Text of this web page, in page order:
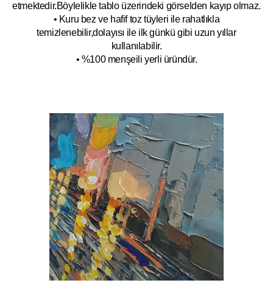
etmektedir.Böylelikle tablo üzerindeki görselden kayıp olmaz.
• Kuru bez ve hafif toz tüyleri ile rahatlıkla
temizlenebilir,dolayısı ile ilkgünkü gibi uzun yıllar
kullanılabilir.
• %100 menşeili yerli üründür.